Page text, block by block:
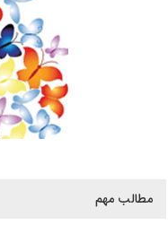
مطالب مهم